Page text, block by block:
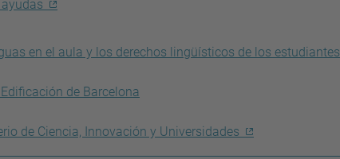
en el aula y los derechos lingüísticos de los estudiantes
de Barcelona
de Ciencia, Innovación y Universidades